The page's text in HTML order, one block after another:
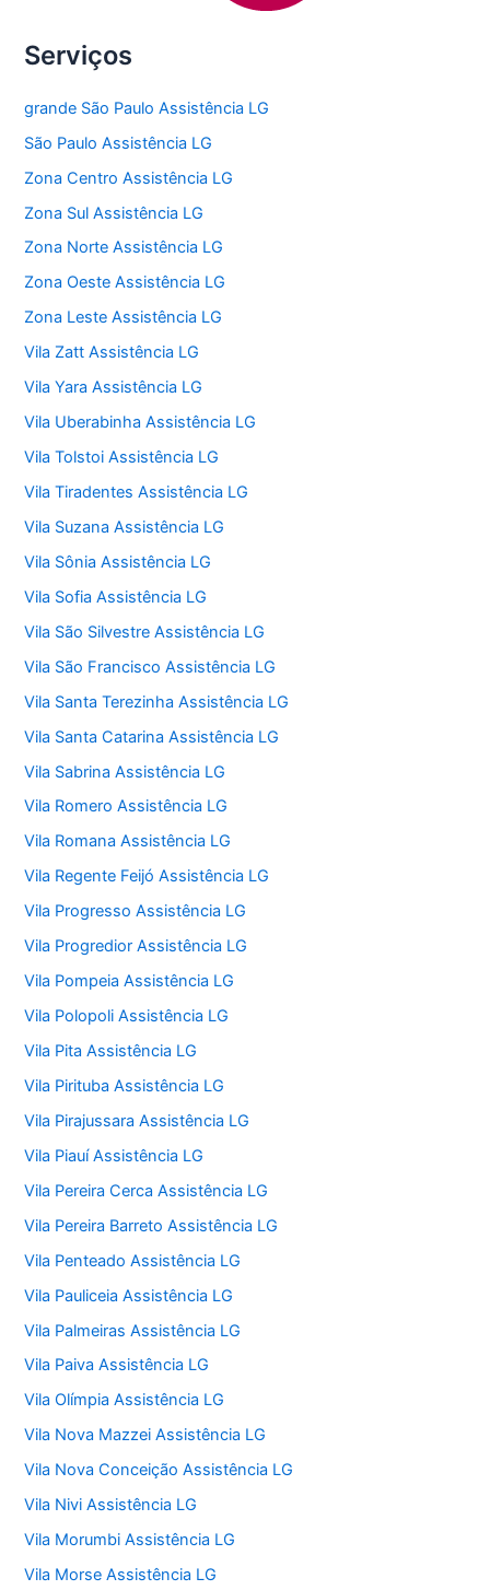
Serviços
grande São Paulo Assistência LG
São Paulo Assistência LG
Zona Centro Assistência LG
Zona Sul Assistência LG
Zona Norte Assistência LG
Zona Oeste Assistência LG
Zona Leste Assistência LG
Vila Zatt Assistência LG
Vila Yara Assistência LG
Vila Uberabinha Assistência LG
Vila Tolstoi Assistência LG
Vila Tiradentes Assistência LG
Vila Suzana Assistência LG
Vila Sônia Assistência LG
Vila Sofia Assistência LG
Vila São Silvestre Assistência LG
Vila São Francisco Assistência LG
Vila Santa Terezinha Assistência LG
Vila Santa Catarina Assistência LG
Vila Sabrina Assistência LG
Vila Romero Assistência LG
Vila Romana Assistência LG
Vila Regente Feijó Assistência LG
Vila Progresso Assistência LG
Vila Progredior Assistência LG
Vila Pompeia Assistência LG
Vila Polopoli Assistência LG
Vila Pita Assistência LG
Vila Pirituba Assistência LG
Vila Pirajussara Assistência LG
Vila Piauí Assistência LG
Vila Pereira Cerca Assistência LG
Vila Pereira Barreto Assistência LG
Vila Penteado Assistência LG
Vila Pauliceia Assistência LG
Vila Palmeiras Assistência LG
Vila Paiva Assistência LG
Vila Olímpia Assistência LG
Vila Nova Mazzei Assistência LG
Vila Nova Conceição Assistência LG
Vila Nivi Assistência LG
Vila Morumbi Assistência LG
Vila Morse Assistência LG